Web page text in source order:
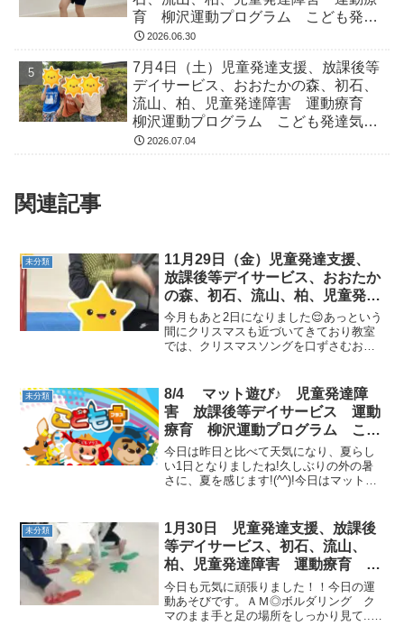
育 柳沢運動プログラム こども発達
気になる 発達障害 放デイ 自閉
2026.06.30
7月4日（土）児童発達支援、放課後等
デイサービス、おおたかの森、初石、
流山、柏、児童発達障害 運動療育
柳沢運動プログラム こども発達気に
なる 発達障害 放デイ 自閉症
2026.07.04
関連記事
未分類
11月29日（金）児童発達支援、
放課後等デイサービス、おおたか
の森、初石、流山、柏、児童発達
ラム こども障害 運動療育 柳
沢運動プログ発達気になる 発達
障害 放デイ 自閉症 ADHD
今月もあと2日になりました😌あっという
間にクリスマスも近づいてきており教室
では、クリスマスソングを口ずさむお友
ろす際に、フープの中に着地できるよう
に降りていきます！！...
未分類
8/4 マット遊び♪ 児童発達障
害 放課後等デイサービス 運動
療育 柳沢運動プログラム こど
もプラス（児童発達支援 放課後
等デイサービス 発達気にな
る 発達障害 放デイ 自閉症
ー症候群）発達障害 流山市 柏
市
今日は昨日と比べて天気になり、夏らし
い1日となりましたね!久しぶりの外の暑
さに、夏を感じます!(^^)!今日はマットを
も難しかったですが、上手にできました♪
明日も運動...
未分類
1月30日 児童発達支援、放課後
等デイサービス、初石、流山、
柏、児童発達障害 運動療育 柳
沢運動プログラム こども発達気
になる 発達障害 放デ
今日も元気に頑張りました！！今日の運
動あそびです。ＡＭ◎ボルダリング ク
マのまま手と足の場所をしっかり見て...